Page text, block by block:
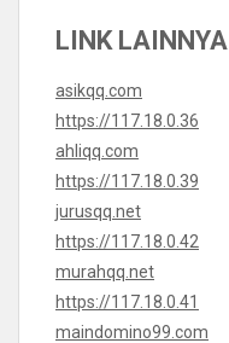
LINK LAINNYA
asikqq.com
https://117.18.0.36
ahliqq.com
https://117.18.0.39
jurusqq.net
https://117.18.0.42
murahqq.net
https://117.18.0.41
maindomino99.com